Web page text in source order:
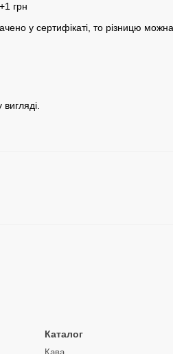
грн
у сертифікаті, то різницю можна
Каталог